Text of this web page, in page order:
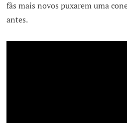
fãs mais novos puxarem uma
antes.